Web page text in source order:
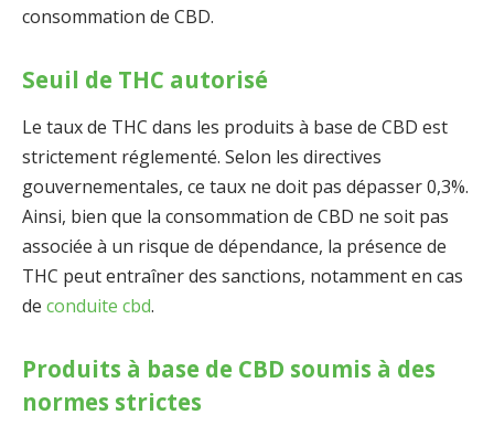
consommation de CBD.
Seuil de THC autorisé
Le taux de THC dans les produits à base de CBD est
strictement réglementé. Selon les directives
gouvernementales, ce taux ne doit pas dépasser 0,3%.
Ainsi, bien que la consommation de CBD ne soit pas
associée à un risque de dépendance, la présence de
THC peut entraîner des sanctions, notamment en cas
de conduite cbd.
Produits à base de CBD soumis à des
normes strictes